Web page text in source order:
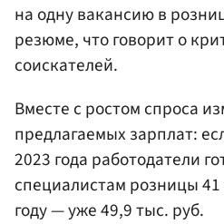
на одну вакансию в
резюме, что говорит о
соискателей.
Вместе с ростом спроса
предлагаемых зарплат:
2023 года работодатели
специалистам розницы 41
году — уже 49,9 тыс. руб.